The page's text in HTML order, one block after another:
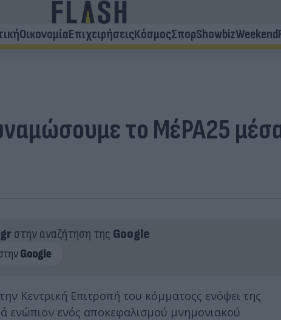
ΟικονομίαΕπιχειρήσειςΚόσμοςΣπορShowbizWeekend
το ΜέΡΑ25
στην αναζήτηση της Google
Κεντρική Επιτροπή του κόμματοςς ενόψει της
ενώπιον ενός αποκεφαλισμού μνημονιακού